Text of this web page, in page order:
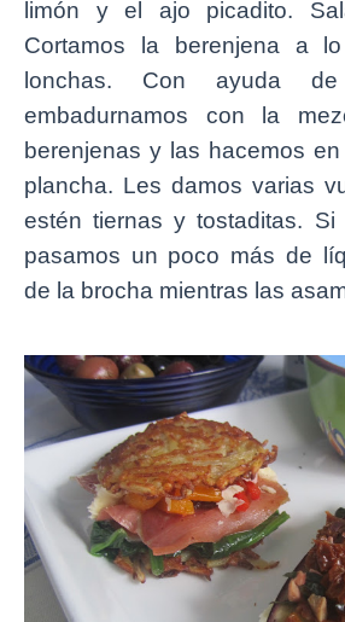
limón y el ajo picadito.
Cortamos la berenjena a
lonchas. Con ayuda
embadurnamos con la
berenjenas y las hacemos
plancha. Les damos varias
estén tiernas y tostaditas. Si
pasamos un poco más de
de la brocha mientras las